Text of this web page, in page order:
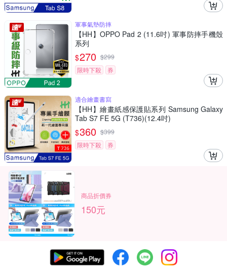
軍事氣墊防摔
【HH】OPPO Pad 2 (11.6吋) 軍事防摔手機殼
系列
$270 $299
限時下殺
券
適合繪畫書寫
【HH】繪畫紙感保護貼系列 Samsung Galaxy
Tab S7 FE 5G (T736)(12.4吋)
$360 $399
限時下殺
券
商品折價券
150元